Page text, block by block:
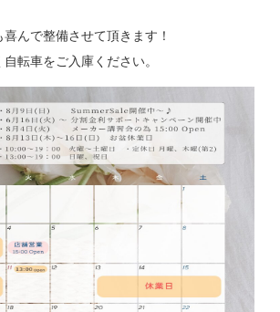
んで整備させて頂きます！
転車をご入庫ください。